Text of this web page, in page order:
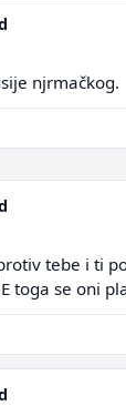
njrmačkog.
tebe i ti
toga se oni